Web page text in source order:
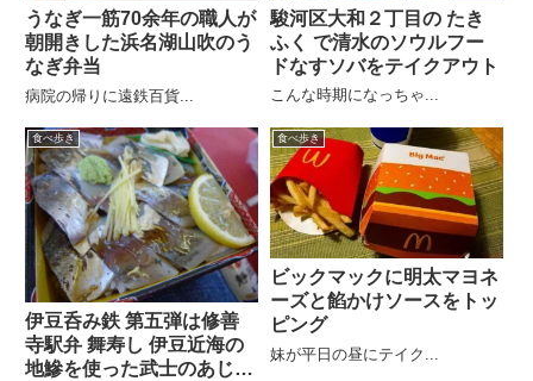
うなぎ一筋70余年の職人が
朝開きした浜名湖山吹のう
なぎ弁当
病院の帰りに遠鉄百貨...
駿河区大和２丁目の たき
ふく で清水のソウルフー
ドなすソバをテイクアウト
こんな時期になっちゃ...
食べ歩き
伊豆呑み鉄 第五弾は修善
寺駅弁 舞寿し 伊豆近海の
地鰺を使った武士のあじ寿
食べ歩き
ビックマックに明太マヨネ
ーズと餡かけソースをトッ
ピング
妹が平日の昼にテイク...